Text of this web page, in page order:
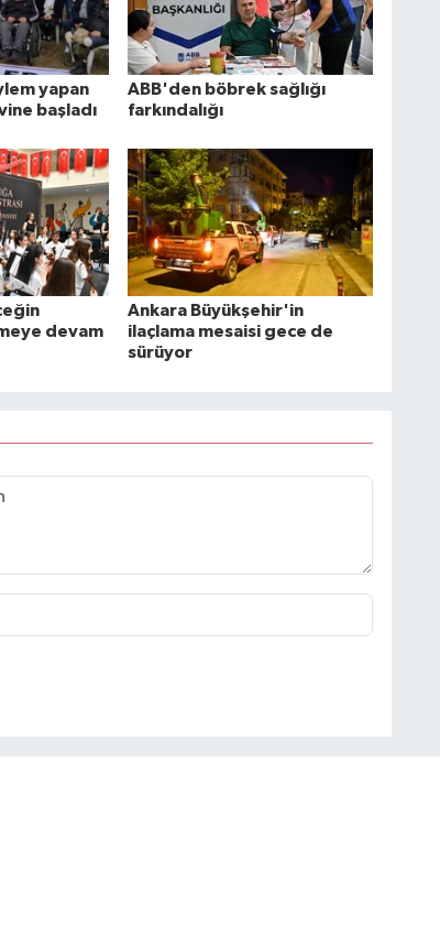
yapan
başladı
ABB'den böbrek sağlığı
farkındalığı
devam
Ankara Büyükşehir'in
ilaçlama mesaisi gece de
sürüyor